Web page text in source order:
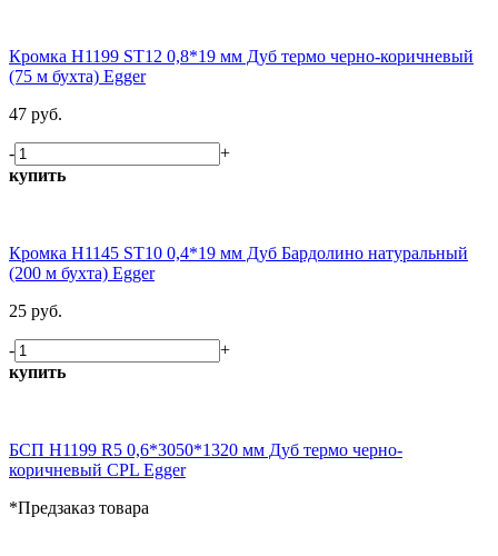
Кромка H1199 ST12 0,8*19 мм Дуб термо черно-коричневый
(75 м бухта) Egger
47 руб.
-
+
купить
Кромка H1145 ST10 0,4*19 мм Дуб Бардолино натуральный
(200 м бухта) Egger
25 руб.
-
+
купить
БСП H1199 R5 0,6*3050*1320 мм Дуб термо черно-
коричневый CPL Egger
*Предзаказ товара